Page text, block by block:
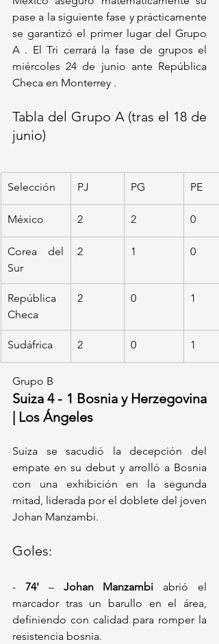
pase a la siguiente fase y prácticamente
se garantizó el primer lugar del Grupo
A . El Tri cerrará la fase de grupos el
miércoles 24 de junio ante República
Checa en Monterrey .
Tabla del Grupo A (tras el 18 de
junio)
Selección PJ PG PE
México 2 2 0
Corea del
Sur
2 1 0
República
Checa
2 0 1
Sudáfrica 2 0 1
Grupo B
Suiza 4 - 1 Bosnia y Herzegovina
| Los Ángeles
Suiza se sacudió la decepción del
empate en su debut y arrolló a Bosnia
con una exhibición en la segunda
mitad, liderada por el doblete del joven
Johan Manzambi.
Goles:
- 74' – Johan Manzambi abrió el
marcador tras un barullo en el área,
definiendo con calidad para romper la
resistencia bosnia.